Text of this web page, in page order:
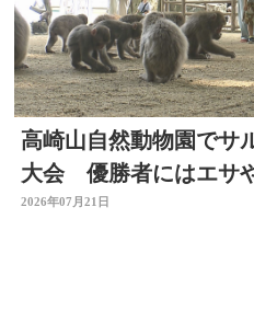
高崎山自然動物園でサ
大会 優勝者にはエサ
で
2026年07月21日